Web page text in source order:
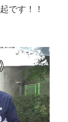
です！！